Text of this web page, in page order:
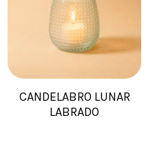
CANDELABRO LUNAR
LABRADO